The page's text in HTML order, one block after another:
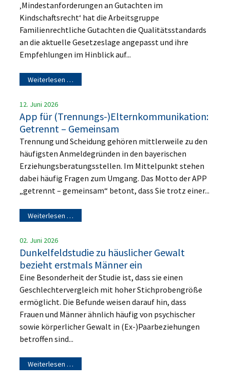
‚Mindestanforderungen an Gutachten im
Kindschaftsrecht‘ hat die Arbeitsgruppe
Familienrechtliche Gutachten die Qualitätsstandards
an die aktuelle Gesetzeslage angepasst und ihre
Empfehlungen im Hinblick auf...
Weiterlesen …
12. Juni 2026
App für (Trennungs-)Elternkommunikation:
Getrennt – Gemeinsam
Trennung und Scheidung gehören mittlerweile zu den
häufigsten Anmeldegründen in den bayerischen
Erziehungsberatungsstellen. Im Mittelpunkt stehen
dabei häufig Fragen zum Umgang. Das Motto der APP
„getrennt – gemeinsam“ betont, dass Sie trotz einer...
Weiterlesen …
02. Juni 2026
Dunkelfeldstudie zu häuslicher Gewalt
bezieht erstmals Männer ein
Eine Besonderheit der Studie ist, dass sie einen
Geschlechtervergleich mit hoher Stichprobengröße
ermöglicht. Die Befunde weisen darauf hin, dass
Frauen und Männer ähnlich häufig von psychischer
sowie körperlicher Gewalt in (Ex-)Paarbeziehungen
betroffen sind...
Weiterlesen …